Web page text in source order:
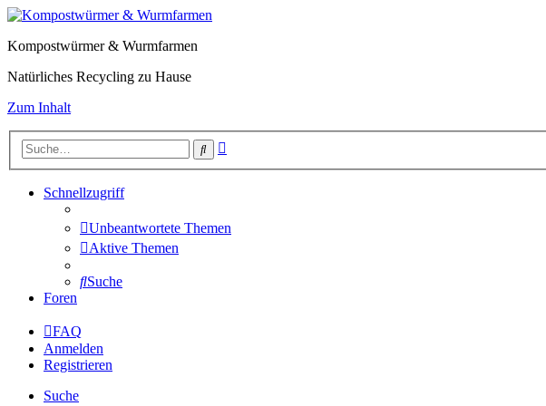
Kompostwürmer & Wurmfarmen
Natürliches Recycling zu Hause
Zum Inhalt
Suche
Schnellzugriff
Unbeantwortete Themen
Aktive Themen
Suche
Foren
FAQ
Anmelden
Registrieren
Suche